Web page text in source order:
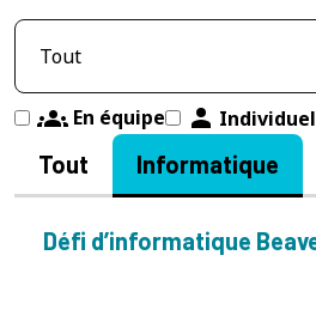
groups En équipe person Individuel
Tout Informatique
Défi d’informatique